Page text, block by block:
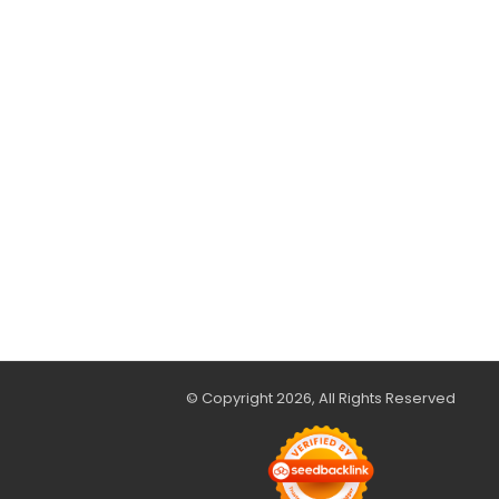
© Copyright 2026, All Rights Reserved